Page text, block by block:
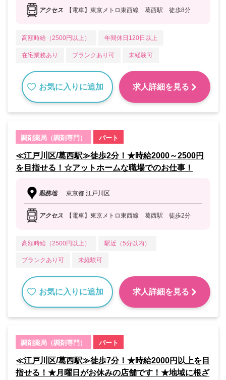
アクセス 【電車】東京メトロ東西線 葛西駅 徒歩8分
高額時給（2500円以上） 年間休日120日以上
在宅業務あり ブランクあり可 未経験可
お気に入りに追加 求人詳細を見る
調剤薬局（調剤専門） パート
≪江戸川区/葛西駅≫徒歩2分！★時給2000～2500円
を目指せる！☆アットホームな職場でのお仕事！
勤務地 東京都 江戸川区
アクセス 【電車】東京メトロ東西線 葛西駅 徒歩2分
高額時給（2500円以上） 駅近（5分以内）
ブランクあり可 未経験可
お気に入りに追加 求人詳細を見る
調剤薬局（調剤専門） パート
≪江戸川区/葛西駅≫徒歩7分！★時給2000円以上を目
指せる！★月曜日がお休みの店舗です！★地域に根ざ